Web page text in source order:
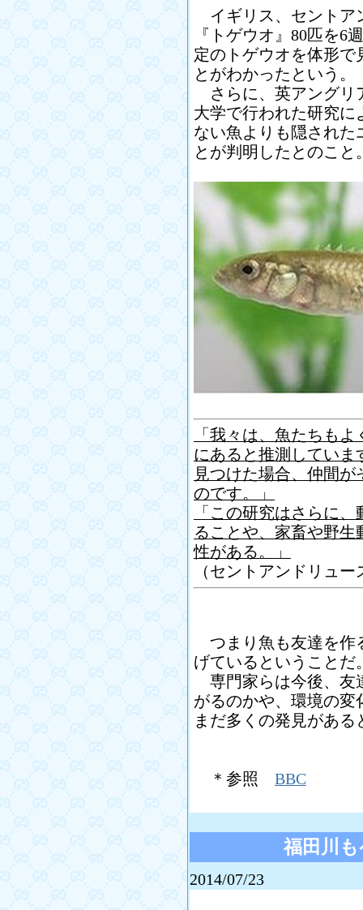
イギリス、セントア
『トゲウオ』80匹を6
定のトゲウオを体形で
とがわかったという。
さらに、英アングリ
大学で行われた研究に
ない魚よりも隠された
とが判明したとのこと
「我々は、魚たちも
にあると推測してい
見つけた場合、仲間
のです。」
「この研究はさらに
ることや、家畜や野
性がある。」
（セントアンドリュ
つまり魚も友達を作
げているということだ
専門家らは今後、友
がるのかや、環境の変
まだ多くの発見があ
＊参照 BBC
福田川
2014/07/23